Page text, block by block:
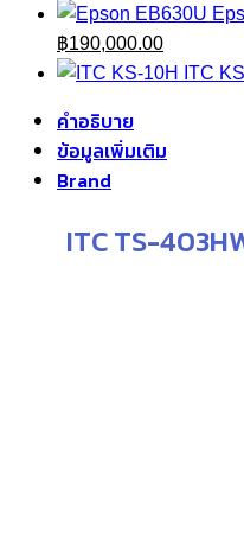
฿
through
฿
Original
price
฿195,000.00.
฿190,000.00Current
priceITC
คำอธิบาย
ข้อมูลเพิ่มเติม
Brand
ITC TS-